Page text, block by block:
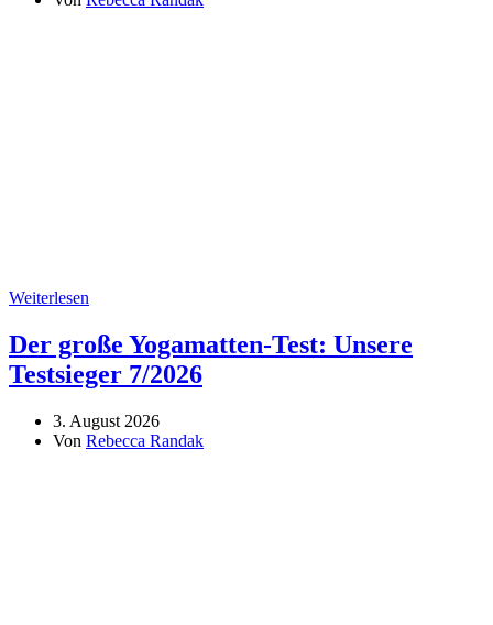
Weiterlesen
Der große Yogamatten-Test: Unsere
Testsieger 7/2026
3. August 2026
Von Rebecca Randak